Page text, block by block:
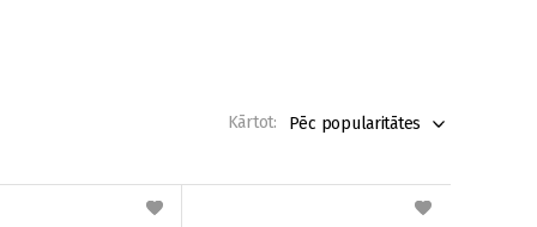
Kārtot: Pēc popularitātes